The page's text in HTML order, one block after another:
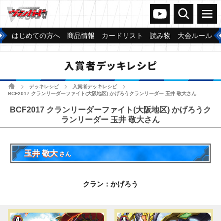
ヴァンガードch
検索 メニュー
はじめての方へ 商品情報 カードリスト 読み物 大会ルール
入賞者デッキレシピ
ホームデッキレシピ 入賞者デッキレシピ
BCF2017 クランリーダーファイト(大阪地区) かげろうクランリーダー 玉井 敬大さん
BCF2017 クランリーダーファイト(大阪地区) かげろうク
ランリーダー 玉井 敬大さん
玉井 敬大さん
クラン：かげろう